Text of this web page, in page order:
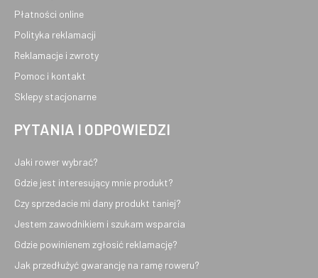
Płatności online
Polityka reklamacji
Reklamacje i zwroty
Pomoc i kontakt
Sklepy stacjonarne
PYTANIA I ODPOWIEDZI
Jaki rower wybrać?
Gdzie jest interesujący mnie produkt?
Czy sprzedacie mi dany produkt taniej?
Jestem zawodnikiem i szukam wsparcia
Gdzie powinienem zgłosić reklamację?
Jak przedłużyć gwarancję na ramę roweru?